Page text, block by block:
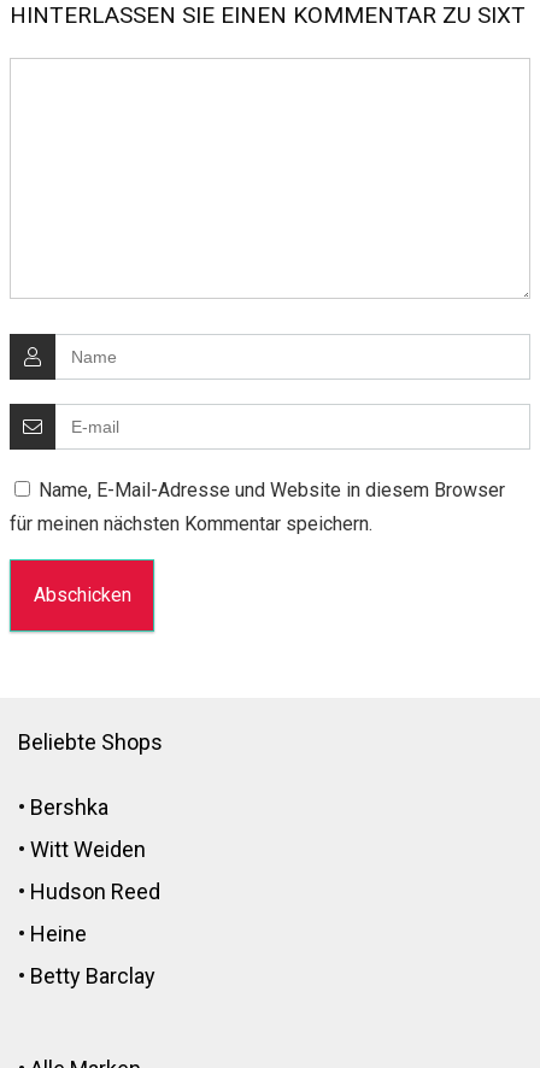
HINTERLASSEN SIE EINEN KOMMENTAR ZU SIXT
Name, E-Mail-Adresse und Website in diesem Browser
für meinen nächsten Kommentar speichern.
Beliebte Shops
• Bershka
• Witt Weiden
• Hudson Reed
• Heine
• Betty Barclay